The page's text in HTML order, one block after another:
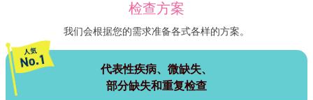
检查方案
我们会根据您的需求准备各式各样的方案。
代表性疾病、微缺失、
部分缺失和重复检查